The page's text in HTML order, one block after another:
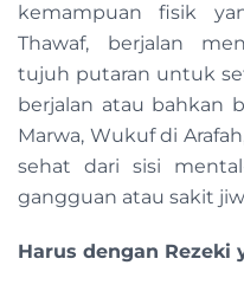
kemampuan fisik
Thawaf, berjalan
tujuh putaran untuk
berjalan atau bahkan
Marwa, Wukuf di
sehat dari sisi
gangguan atau sakit
Harus dengan Rezeki